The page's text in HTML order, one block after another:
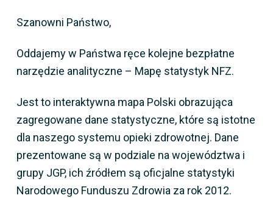
Szanowni Państwo,
Oddajemy w Państwa ręce kolejne bezpłatne
narzędzie analityczne – Mapę statystyk NFZ.
Jest to interaktywna mapa Polski obrazująca
zagregowane dane statystyczne, które są istotne
dla naszego systemu opieki zdrowotnej. Dane
prezentowane są w podziale na województwa i
grupy JGP, ich źródłem są oficjalne statystyki
Narodowego Funduszu Zdrowia za rok 2012.